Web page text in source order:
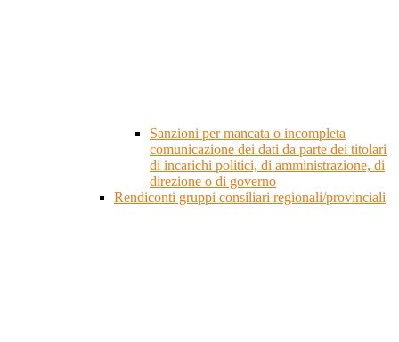
Sanzioni per mancata o incompleta
comunicazione dei dati da parte dei titolari
di incarichi politici, di amministrazione, di
direzione o di governo
Rendiconti gruppi consiliari regionali/provinciali